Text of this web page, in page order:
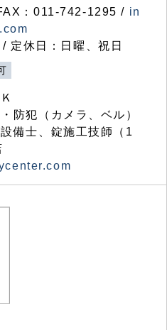
：011-742-1295 / in
定休日：日曜、祝日
防犯（カメラ、ベル）
備士、錠施工技師（1